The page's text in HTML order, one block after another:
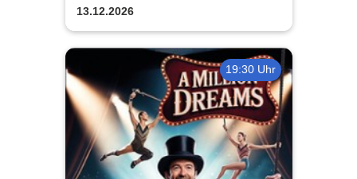
13.12.2026
19:30 Uhr